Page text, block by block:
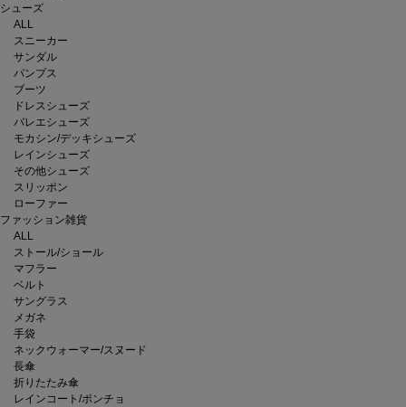
シューズ
ALL
スニーカー
サンダル
パンプス
ブーツ
ドレスシューズ
バレエシューズ
モカシン/デッキシューズ
レインシューズ
その他シューズ
スリッポン
ローファー
ファッション雑貨
ALL
ストール/ショール
マフラー
ベルト
サングラス
メガネ
手袋
ネックウォーマー/スヌード
長傘
折りたたみ傘
レインコート/ポンチョ